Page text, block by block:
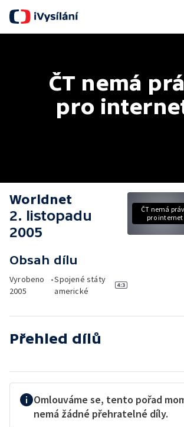
ČT nemá
pro
Worldnet
2. listopadu
2005
Obsah dílu
Vyrobeno
2005
•Spojené státy
americké
ČT nemá
pro internet
Přehled dílů
Omlouváme se, tento pořad
nemá žádné přehratelné díly.